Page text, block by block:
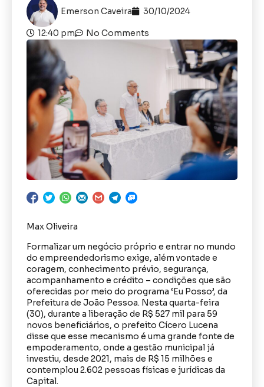
Emerson Caveira 30/10/2024
12:40 pm No Comments
Max Oliveira
Formalizar um negócio próprio e entrar no mundo
do empreendedorismo exige, além vontade e
coragem, conhecimento prévio, segurança,
acompanhamento e crédito – condições que são
oferecidas por meio do programa ‘Eu Posso’, da
Prefeitura de João Pessoa. Nesta quarta-feira
(30), durante a liberação de R$ 527 mil para 59
novos beneficiários, o prefeito Cícero Lucena
disse que esse mecanismo é uma grande fonte de
empoderamento, onde a gestão municipal já
investiu, desde 2021, mais de R$ 15 milhões e
contemplou 2.602 pessoas físicas e jurídicas da
Capital.